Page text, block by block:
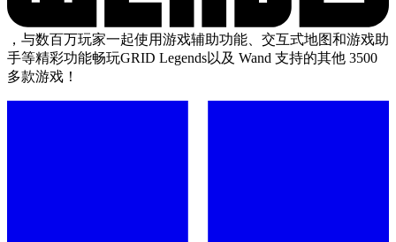
，与数百万玩家一起使用游戏辅助功能、交互式地图和游戏助
手等精彩功能畅玩GRID Legends以及 Wand 支持的其他 3500
多款游戏！